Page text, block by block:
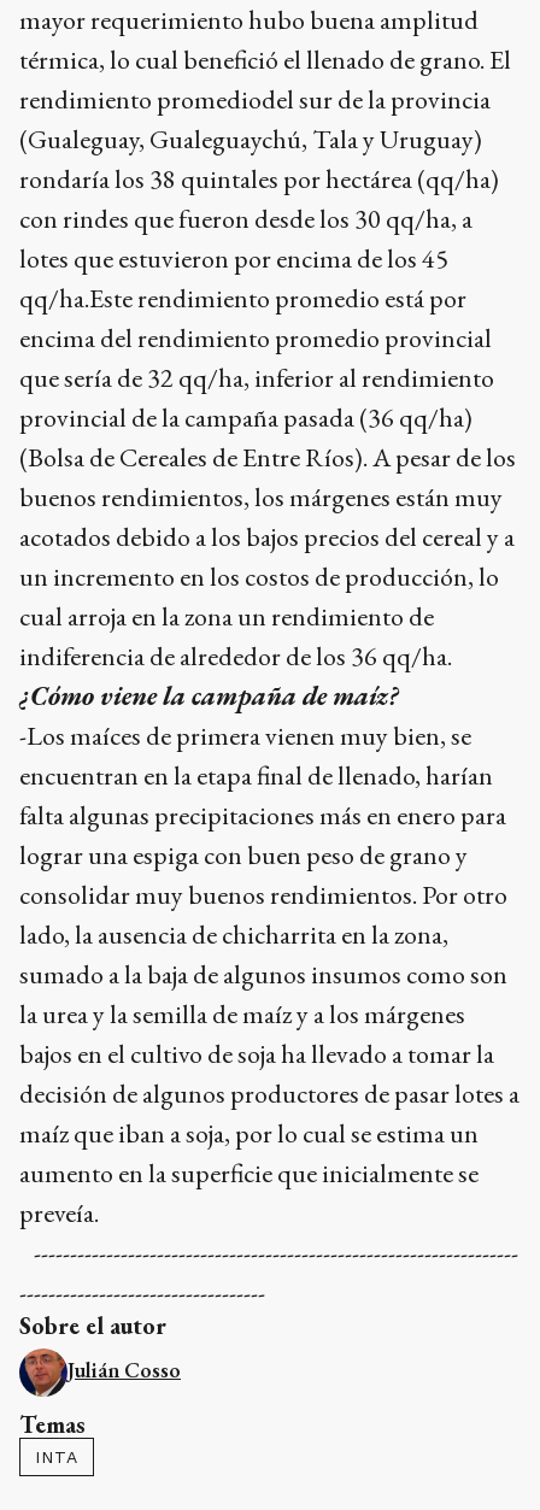
mayor requerimiento hubo buena amplitud
térmica, lo cual benefició el llenado de grano. El
rendimiento promediodel sur de la provincia
(Gualeguay, Gualeguaychú, Tala y Uruguay)
rondaría los 38 quintales por hectárea (qq/ha)
con rindes que fueron desde los 30 qq/ha, a
lotes que estuvieron por encima de los 45
qq/ha.Este rendimiento promedio está por
encima del rendimiento promedio provincial
que sería de 32 qq/ha, inferior al rendimiento
provincial de la campaña pasada (36 qq/ha)
(Bolsa de Cereales de Entre Ríos). A pesar de los
buenos rendimientos, los márgenes están muy
acotados debido a los bajos precios del cereal y a
un incremento en los costos de producción, lo
cual arroja en la zona un rendimiento de
indiferencia de alrededor de los 36 qq/ha.
¿Cómo viene la campaña de maíz?
-Los maíces de primera vienen muy bien, se
encuentran en la etapa final de llenado, harían
falta algunas precipitaciones más en enero para
lograr una espiga con buen peso de grano y
consolidar muy buenos rendimientos. Por otro
lado, la ausencia de chicharrita en la zona,
sumado a la baja de algunos insumos como son
la urea y la semilla de maíz y a los márgenes
bajos en el cultivo de soja ha llevado a tomar la
decisión de algunos productores de pasar lotes a
maíz que iban a soja, por lo cual se estima un
aumento en la superficie que inicialmente se
preveía.
-------------------------------------------------------------------
----------------------------------
Sobre el autor
Julián Cosso
Temas
INTA